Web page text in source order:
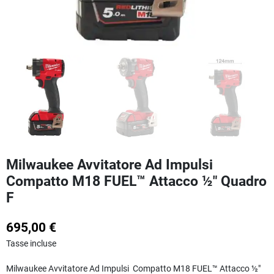
Milwaukee Avvitatore Ad Impulsi
Compatto M18 FUEL™ Attacco ½″ Quadro
F
695,00 €
Tasse incluse
Milwaukee Avvitatore Ad Impulsi Compatto M18 FUEL™ Attacco ½″